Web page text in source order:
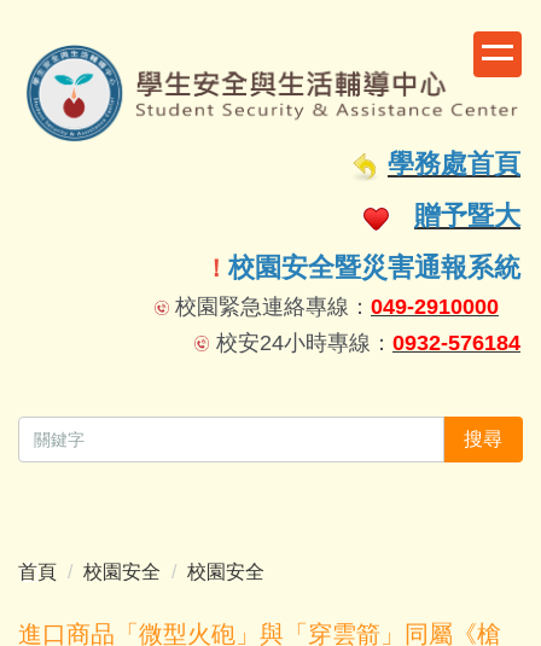
主
要
學務處首頁
贈予暨大
！校園安全暨災害通報系統
校園緊急連絡專線： 049-2910000
校安24小時專線： 0932-576184
搜尋
首頁 校園安全 校園安全
進口商品「微型火砲」與「穿雲箭」同屬《槍